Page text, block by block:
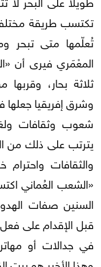
تكتسب طريقة
تُعلّمها متى تبحر
المعْمَري فيرى أن
ثلاثة بحار، وقربها
وشرق إفريقيا
شعوب وثقافات
يترتب على ذلك من
والثقافات
«الشعب العُماني
السنين صفات
قبل الإقدام على
في جدالات أو